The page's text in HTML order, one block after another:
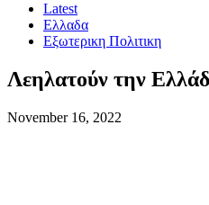
Latest
Ελλαδα
Εξωτερικη Πολιτικη
Λεηλατούν την
November 16, 2022